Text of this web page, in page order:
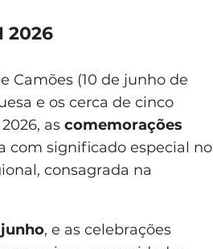
2026
Camões (10 de junho de
e os cerca de cinco
as comemorações
com significado especial no
consagrada na
junho, e as celebrações